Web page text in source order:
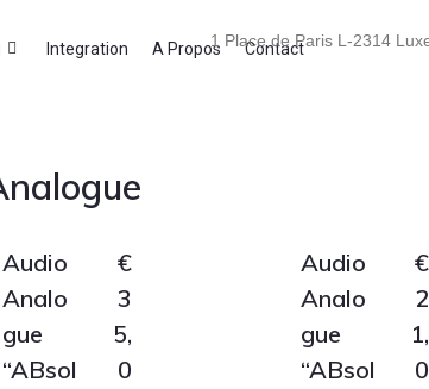
1 Place de Paris L-2314
Integration A Propos Contact
Audio
Analo
gue
“ABsol
€
3
5,
0
Audio
Analo
gue
“ABsol
€
2
1,
0